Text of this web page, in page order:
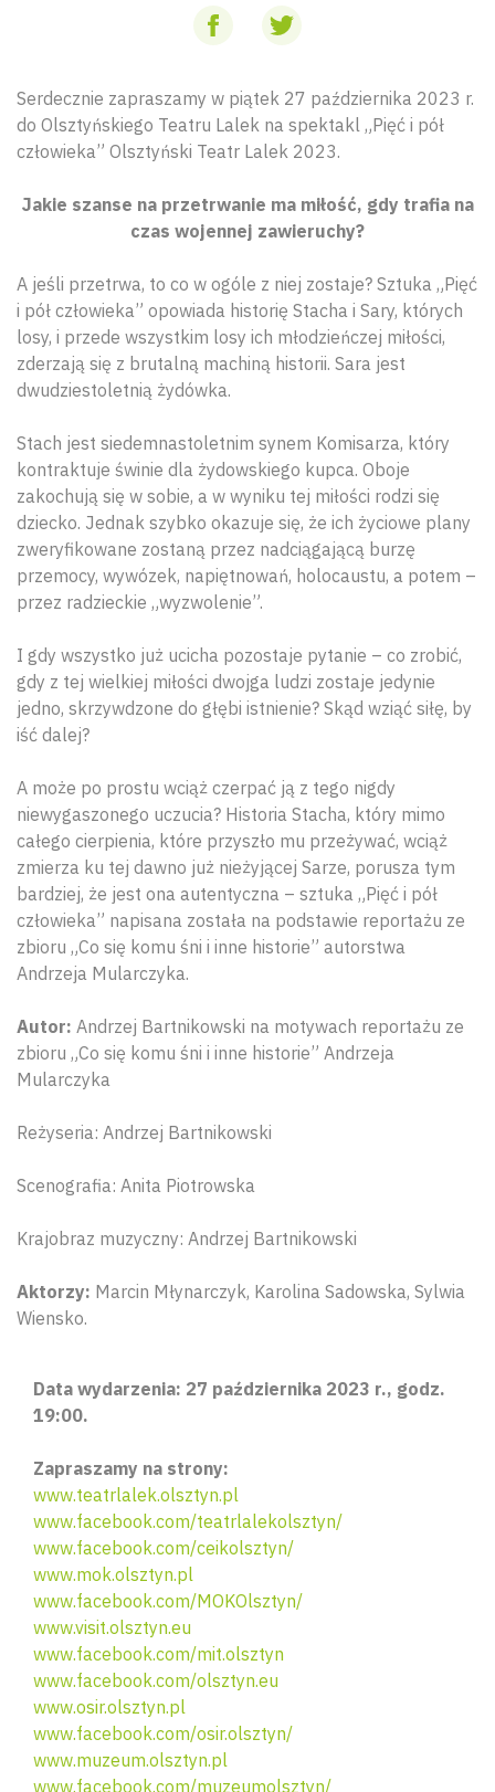
Serdecznie zapraszamy w piątek 27 października 2023 r.
do Olsztyńskiego Teatru Lalek na spektakl „Pięć i pół
człowieka” Olsztyński Teatr Lalek 2023.
Jakie szanse na przetrwanie ma miłość, gdy trafia na
czas wojennej zawieruchy?
A jeśli przetrwa, to co w ogóle z niej zostaje? Sztuka „Pięć
i pół człowieka” opowiada historię Stacha i Sary, których
losy, i przede wszystkim losy ich młodzieńczej miłości,
zderzają się z brutalną machiną historii. Sara jest
dwudziestoletnią żydówka.
Stach jest siedemnastoletnim synem Komisarza, który
kontraktuje świnie dla żydowskiego kupca. Oboje
zakochują się w sobie, a w wyniku tej miłości rodzi się
dziecko. Jednak szybko okazuje się, że ich życiowe plany
zweryfikowane zostaną przez nadciągającą burzę
przemocy, wywózek, napiętnowań, holocaustu, a potem –
przez radzieckie „wyzwolenie”.
I gdy wszystko już ucicha pozostaje pytanie – co zrobić,
gdy z tej wielkiej miłości dwojga ludzi zostaje jedynie
jedno, skrzywdzone do głębi istnienie? Skąd wziąć siłę, by
iść dalej?
A może po prostu wciąż czerpać ją z tego nigdy
niewygaszonego uczucia? Historia Stacha, który mimo
całego cierpienia, które przyszło mu przeżywać, wciąż
zmierza ku tej dawno już nieżyjącej Sarze, porusza tym
bardziej, że jest ona autentyczna – sztuka „Pięć i pół
człowieka” napisana została na podstawie reportażu ze
zbioru „Co się komu śni i inne historie” autorstwa
Andrzeja Mularczyka.
Autor: Andrzej Bartnikowski na motywach reportażu ze
zbioru „Co się komu śni i inne historie” Andrzeja
Mularczyka
Reżyseria: Andrzej Bartnikowski
Scenografia: Anita Piotrowska
Krajobraz muzyczny: Andrzej Bartnikowski
Aktorzy: Marcin Młynarczyk, Karolina Sadowska, Sylwia
Wiensko.
Data wydarzenia: 27 października 2023 r., godz.
19:00.
Zapraszamy na strony:
www.teatrlalek.olsztyn.pl
www.facebook.com/teatrlalekolsztyn/
www.facebook.com/ceikolsztyn/
www.mok.olsztyn.pl
www.facebook.com/MOKOlsztyn/
www.visit.olsztyn.eu
www.facebook.com/mit.olsztyn
www.facebook.com/olsztyn.eu
www.osir.olsztyn.pl
www.facebook.com/osir.olsztyn/
www.muzeum.olsztyn.pl
www.facebook.com/muzeumolsztyn/